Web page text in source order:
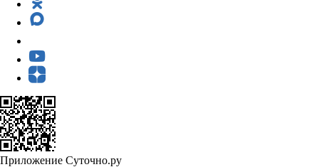
Приложение Суточно.ру